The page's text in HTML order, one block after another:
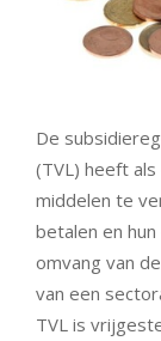
De
(TVL) heeft
middelen te
betalen en
omvang van
van een
TVL is